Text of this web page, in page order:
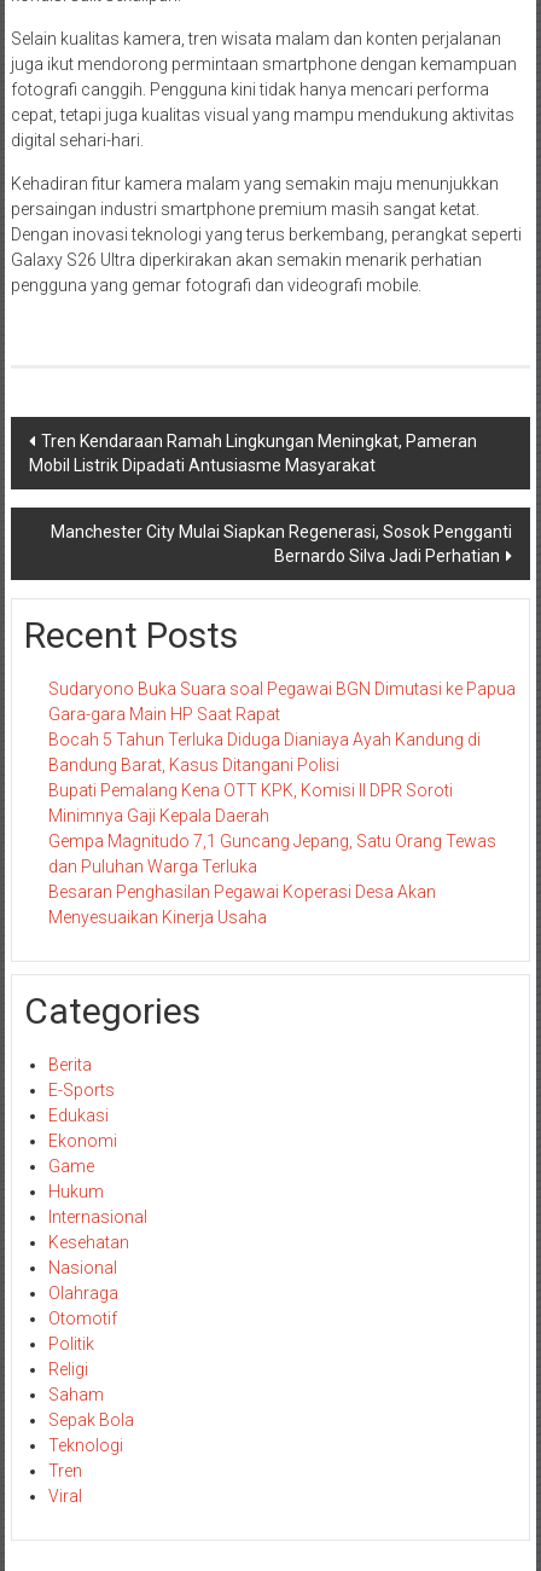
Selain kualitas kamera, tren wisata malam dan konten perjalanan
juga ikut mendorong permintaan smartphone dengan kemampuan
fotografi canggih. Pengguna kini tidak hanya mencari performa
cepat, tetapi juga kualitas visual yang mampu mendukung aktivitas
digital sehari-hari.
Kehadiran fitur kamera malam yang semakin maju menunjukkan
persaingan industri smartphone premium masih sangat ketat.
Dengan inovasi teknologi yang terus berkembang, perangkat seperti
Galaxy S26 Ultra diperkirakan akan semakin menarik perhatian
pengguna yang gemar fotografi dan videografi mobile.
Navigasi
pos
Tren Kendaraan Ramah Lingkungan Meningkat, Pameran
Mobil Listrik Dipadati Antusiasme Masyarakat
Manchester City Mulai Siapkan Regenerasi, Sosok Pengganti
Bernardo Silva Jadi Perhatian
Recent Posts
Sudaryono Buka Suara soal Pegawai BGN Dimutasi ke Papua
Gara-gara Main HP Saat Rapat
Bocah 5 Tahun Terluka Diduga Dianiaya Ayah Kandung di
Bandung Barat, Kasus Ditangani Polisi
Bupati Pemalang Kena OTT KPK, Komisi II DPR Soroti
Minimnya Gaji Kepala Daerah
Gempa Magnitudo 7,1 Guncang Jepang, Satu Orang Tewas
dan Puluhan Warga Terluka
Besaran Penghasilan Pegawai Koperasi Desa Akan
Menyesuaikan Kinerja Usaha
Categories
Berita
E-Sports
Edukasi
Ekonomi
Game
Hukum
Internasional
Kesehatan
Nasional
Olahraga
Otomotif
Politik
Religi
Saham
Sepak Bola
Teknologi
Tren
Viral